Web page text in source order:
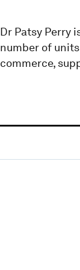
Dr Patsy Perry
number of
commerce,